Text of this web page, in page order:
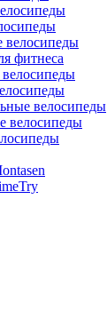
велосипеды
фитнеса
велосипеды
велосипеды